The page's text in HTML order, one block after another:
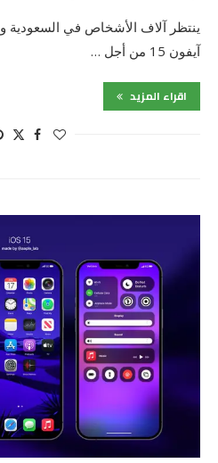
آيفون 15 من أجل …
اقراء المزيد